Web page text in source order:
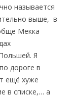
называется
выше, в
Мекка
Я
дороге в
ещё хуже
в списке,… а